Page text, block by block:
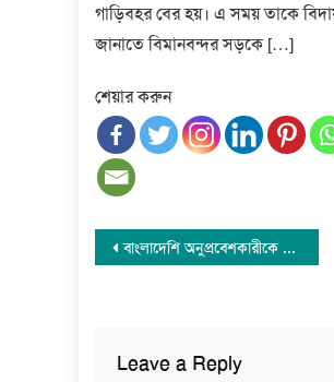
গাড়িবহর বের হয়। এ সময় তাকে
জানাতে বিমানবন্দর সড়কে […]
শেয়ার করুন
Post
বাংলাদেশি অনুপ্রবেশকারীকে উল্টো ঝুলিয়ে শায়েস্তা করব: অমিত শাহ
Leave a Reply